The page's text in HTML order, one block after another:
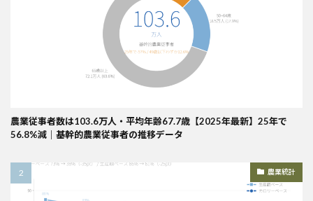
農業従事者数は103.6万人・平均年齢67.7歳【2025年最新】25年で
56.8%減｜基幹的農業従事者の推移データ
農業統計